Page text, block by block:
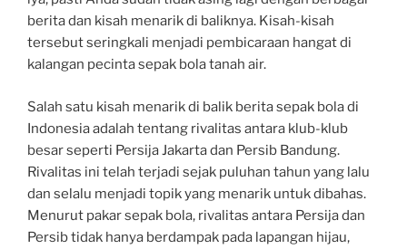
berita dan kisah menarik di baliknya. Kisah-kisah
tersebut seringkali menjadi pembicaraan hangat di
kalangan pecinta sepak bola tanah air.
Salah satu kisah menarik di balik berita sepak bola di
Indonesia adalah tentang rivalitas antara klub-klub
besar seperti Persija Jakarta dan Persib Bandung.
Rivalitas ini telah terjadi sejak puluhan tahun yang lalu
dan selalu menjadi topik yang menarik untuk dibahas.
Menurut pakar sepak bola, rivalitas antara Persija dan
Persib tidak hanya berdampak pada lapangan hijau,